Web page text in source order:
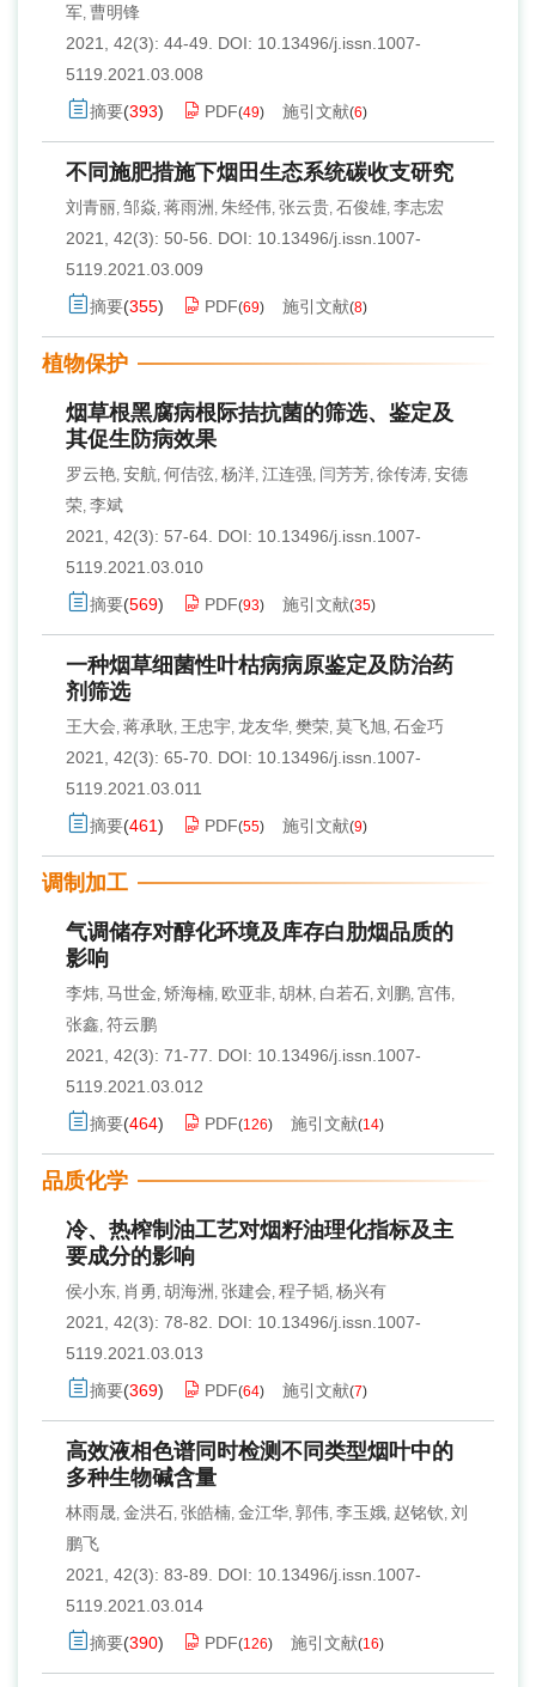
军, 曹明锋
2021, 42(3): 44-49.
DOI: 10.13496/j.issn.1007-
5119.2021.03.008
摘要(393) PDF(49) 施引文献(6)
不同施肥措施下烟田生态系统碳收支研究
刘青丽, 邹焱, 蒋雨洲 , 朱经伟, 张云贵, 石俊雄, 李志宏
2021, 42(3): 50-56.
DOI: 10.13496/j.issn.1007-
5119.2021.03.009
摘要(355) PDF(69) 施引文献(8)
植物保护
烟草根黑腐病根际拮抗菌的筛选、鉴定及
其促生防病效果
罗云艳, 安航, 何佶弦, 杨洋, 江连强, 闫芳芳, 徐传涛, 安德
荣, 李斌
2021, 42(3): 57-64. DOI: 10.13496/j.issn.1007-
5119.2021.03.010
摘要(569) PDF(93) 施引文献(35)
一种烟草细菌性叶枯病病原鉴定及防治药
剂筛选
王大会, 蒋承耿, 王忠宇, 龙友华, 樊荣, 莫飞旭, 石金巧
2021, 42(3): 65-70. DOI: 10.13496/j.issn.1007-
5119.2021.03.011
摘要(461) PDF(55) 施引文献(9)
调制加工
气调储存对醇化环境及库存白肋烟品质的
影响
李炜, 马世金, 矫海楠, 欧亚非, 胡林, 白若石, 刘鹏, 宫伟,
张鑫, 符云鹏
2021, 42(3): 71-77.
DOI: 10.13496/j.issn.1007-
5119.2021.03.012
摘要(464) PDF(126) 施引文献(14)
品质化学
冷、热榨制油工艺对烟籽油理化指标及主
要成分的影响
侯小东, 肖勇 , 胡海洲 , 张建会, 程子韬, 杨兴有
2021, 42(3): 78-82.
DOI: 10.13496/j.issn.1007-
5119.2021.03.013
摘要(369) PDF(64) 施引文献(7)
高效液相色谱同时检测不同类型烟叶中的
多种生物碱含量
林雨晟, 金洪石, 张皓楠, 金江华, 郭伟, 李玉娥, 赵铭钦, 刘
鹏飞
2021, 42(3): 83-89.
DOI: 10.13496/j.issn.1007-
5119.2021.03.014
摘要(390) PDF(126) 施引文献(16)